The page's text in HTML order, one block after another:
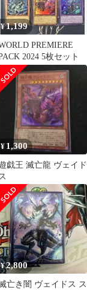
¥1,199
PREMIERE
2024 5枚セット
¥ 1,300
戯王 滅亡龍 ヴェイド
ス
¥2,800
亡き闇 ヴェイドス ス